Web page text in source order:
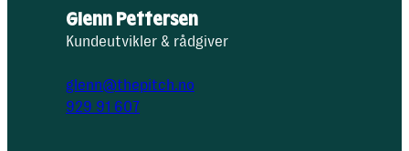
Glenn Pettersen
Kundeutvikler & rådgiver
glenn@thepitch.no
929 91 607